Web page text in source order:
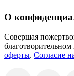
О
Совершая
оферты. Согласие